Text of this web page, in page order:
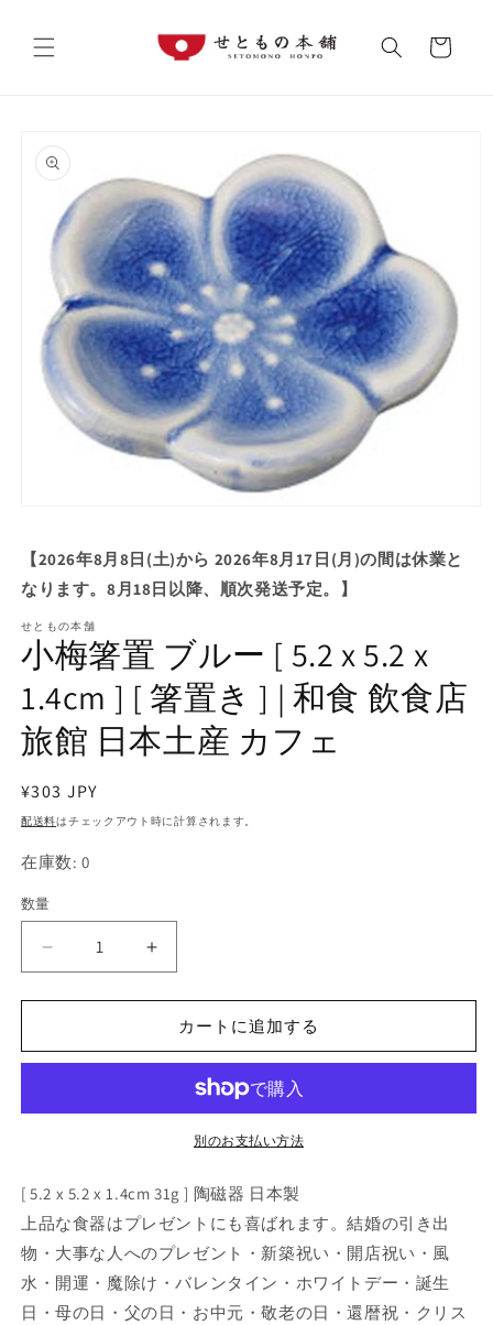
進む
ー
報にス
キップ
ダ
で
デ
ィ
ア
(1)
を
開
く
【2026年8月8日(土)から 2026年8月17日(月)の間は休業と
なります。8月18日以降、順次発送予定。】
せともの本舗
小梅箸置 ブルー [ 5.2 x 5.2 x
1.4cm ] [ 箸置き ] | 和食 飲食店
旅館 日本土産 カフェ
通
常
格
¥303 JPY
配送料はチェックアウト時に計算されます。
在庫数: 0
数量
ブ
ー
x
5.2
x
1.4cm
]
小
ブ
ー
x
5.2
x
1.4cm
]
[
カートに追加する
別のお支払い方法
[ 5.2 x 5.2 x 1.4cm 31g ] 陶磁器 日本製
上品な食器はプレゼントにも喜ばれます。結婚の引き出
物・大事な人へのプレゼント・新築祝い・開店祝い・風
水・開運・魔除け・バレンタイン・ホワイトデー・誕生
日・母の日・父の日・お中元・敬老の日・還暦祝・クリス